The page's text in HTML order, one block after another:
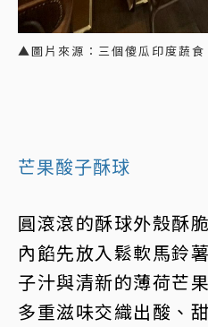
▲圖片來源：三個傻瓜印度蔬食
芒果酸子酥球
圓滾滾的酥球外殼酥
內餡先放入鬆軟馬鈴
子汁與清新的薄荷芒
多重滋味交織出酸、